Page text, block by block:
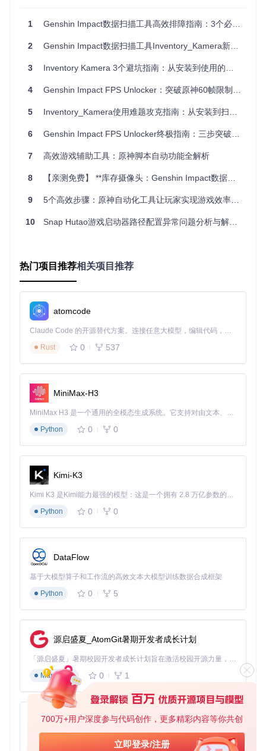
700万+用户深度参与代码创作，更多精彩内容等你共创
立即登录/注册
⚠️ 注意事项：安装完成后需重启计算机，否则运行库可能无法
突，可使用微软官方清理工具彻底卸载后重新安装。
二、扫描结果混乱？游戏语言设置不当的完美解
决办法
使用Inventory_Kamera进行扫描时，出现文字识别错乱、数
据缺失或显示"识别失败"提示，很大概率是游戏语言设置不符
合要求导致的。
🔍 技术原理简析： 工具采用针对英文界面优化的OCR（光学
字符识别技术）模型，非英文界面会导致字符特征不匹配，降
低识别准确率。
分步解决流程：
按ESC键打开游戏菜单
保存设置并重启游戏
💡 小贴士：
切换语言后建议等待5分钟让资源加载完成
扫描前确保游戏窗口处于1080P分辨率以上
⚠️ 注意事项：部分玩家反馈切换语言后仍有识别问题，此时需
检查游戏内字体设置是否为默认，自定义字体可能影响OCR识
三、程序被安全软件拦截？解除误报的专业处理
方案
打开Inventory_Kamera时出现安全软件警报，或程序启动后
幕分析，部分安全软件会将这种行为识别为屏幕监控或注入攻
击，从而触发防御机制。
打开安全软件的防护中心
进入"信任列表"或"白名单"设置
添加InventoryKamera.exe到信任列表
允许工具通过Windows防火墙
重启工具验证是否正常运行
💡 小贴士：
⚠️ 注意事项：如果使用企业级安全软件，可能需要联系IT管理
员添加例外规则。对于Windows Defender用户，可以在"病毒
和威胁防护设置"中临时关闭"实时保护"进行测试。
通过以上解决方案，你应该能够顺利解决Inventory_Kamera
在使用过程中遇到的常见问题。如果问题仍然存在，建议检查
工具版本是否为最新，或在项目官方社区寻求进一步技术支
持。记住，保持游戏和工具的版本同步更新，是确保Genshin
Impact数据扫描体验顺畅的关键。
1 Genshin Impact数据扫描工具高效排障指南：3个必知解决方案
2 Genshin Impact数据扫描工具Inventory_Kamera新手入门指南
3 Inventory Kamera 3个避坑指南：从安装到使用的全流程解决方案
4 Genshin Impact FPS Unlocker：突破原神60帧限制的终极工具
5 Inventory_Kamera使用难题攻克指南：从安装到扫描的3个实战技巧
6 Genshin Impact FPS Unlocker终极指南：三步突破60帧限制
7 高效游戏辅助工具：原神脚本自动功能全解析
8 【亲测免费】 **库存摄像头：Genshin Impact数据扫描神器**
9 5个高效步骤：原神自动化工具让玩家实现游戏效率飞跃
10 Snap Hutao游戏启动器路径配置异常问题分析与解决方案
热门项目推荐相关项目推荐
atomcode
Claude Code 的开源替代方案。连接任意大模型，编辑代码，运行命令，自动验证 — 全自动执行。用 Rust 构建，极致性能。 ｜ An open-source alternative to Claude Code. Connect any LLM, edit code, run commands, and verify changes — autonomously. Built in Rust for speed. Get Started
Rust
0 537
MiniMax-H3
MiniMax H3 是一个通用的全模态生成系统。它支持对由文本、图像、视频和音频组成的多模态上下文进行统一理解，并能生成分辨率高达 2K、时长可达 15 秒的带原生立体声音频的视频。得益于面向任务泛化的系统设计，H3 在预训练阶段就已具备广泛的多模态上下文理解与生成能力，能够出色地执行复杂的多模态指令。
Python
0 0
Kimi-K3
Kimi K3 是Kimi能力最强的模型：这是一个拥有 2.8 万亿参数的混合专家（MoE）模型，具备原生视觉理解能力，并支持 100 万 token 的上下文窗口。
Python
0 0
DataFlow
基于大模型算子和工作流的高效文本大模型训练数据合成框架
Python
0 5
源启盛夏_AtomGit暑期开发者成长计划
「源启盛夏」暑期校园开发者成长计划旨在激活校园开源力量，通过积分激励、认证扶持、资源倾斜等形式，引导高校组织和开发者完成「入驻 — 建项目 — 做贡献 — 获认证 — 得资源」的完整闭环。无论你是想带领社团入驻平台的组织者，还是希望用代码贡献证明自己的开发者，都能在这里找到属于你的成长路径。
Markdown
0 1
py-xiaozhi
基于Python的Xiaozhi AI，适用于想要完整Xiaozhi体验而无需拥有专用硬件的用户。